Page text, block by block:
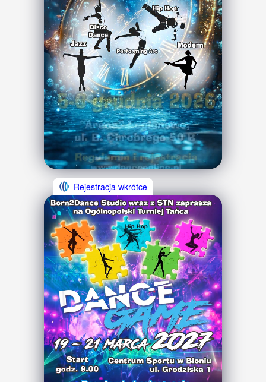
Rejestracja wkrótce